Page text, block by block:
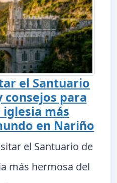
el Santuario
consejos para
más
en Nariño
el Santuario de
más hermosa del